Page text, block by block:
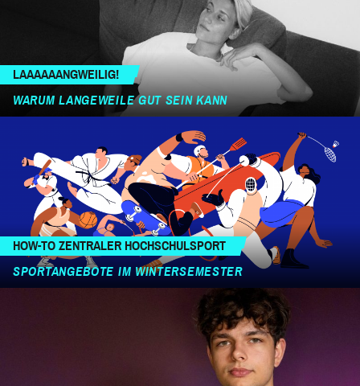
LAAAAAANGWEILIG!
WARUM LANGEWEILE GUT SEIN KANN
HOW-TO ZENTRALER HOCHSCHULSPORT
SPORTANGEBOTE IM WINTERSEMESTER